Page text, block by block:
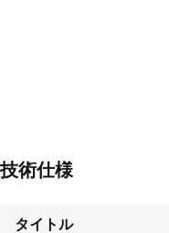
技術仕様
タイトル